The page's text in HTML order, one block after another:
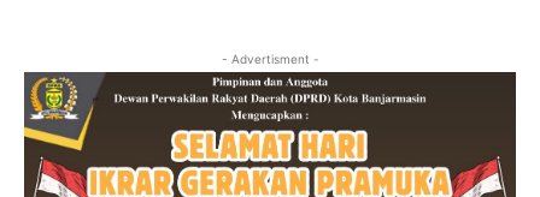
- Advertisment -